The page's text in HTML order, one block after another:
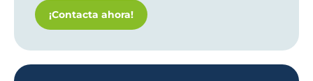
¡Contacta ahora!